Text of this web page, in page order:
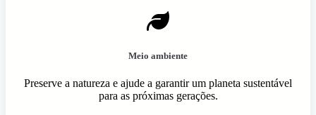
Meio ambiente
Preserve a natureza e ajude a garantir um planeta sustentável
para as próximas gerações.